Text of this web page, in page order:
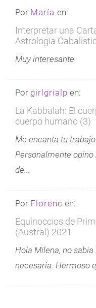
Por María en:
Interpretar una
Astrología
Muy interesante
Por girlgrialp en:
La Kabbalah: El
cuerpo humano (3)
Me encanta tu
Personalmente
de...
Por Florenc en:
Equinoccios de
(Austral) 2021
Hola Milena, no
necesaria. Hermoso